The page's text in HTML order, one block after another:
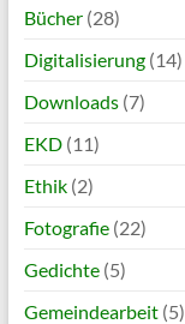
Bücher(28)
Digitalisierung(14)
Downloads(7)
EKD(11)
Ethik(2)
Fotografie(22)
Gedichte(5)
Gemeindearbeit(5)